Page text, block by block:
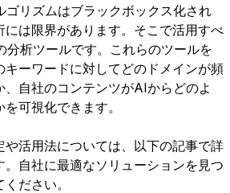
ゴリズムはブラックボックス化され
には限界があります。そこで活用すべ
分析ツールです。これらのツールを
キーワードに対してどのドメインが頻
自社のコンテンツがAIからどのよ
可視化できます。
や活用法については、以下の記事で詳
。自社に最適なソリューションを見つ
ださい。